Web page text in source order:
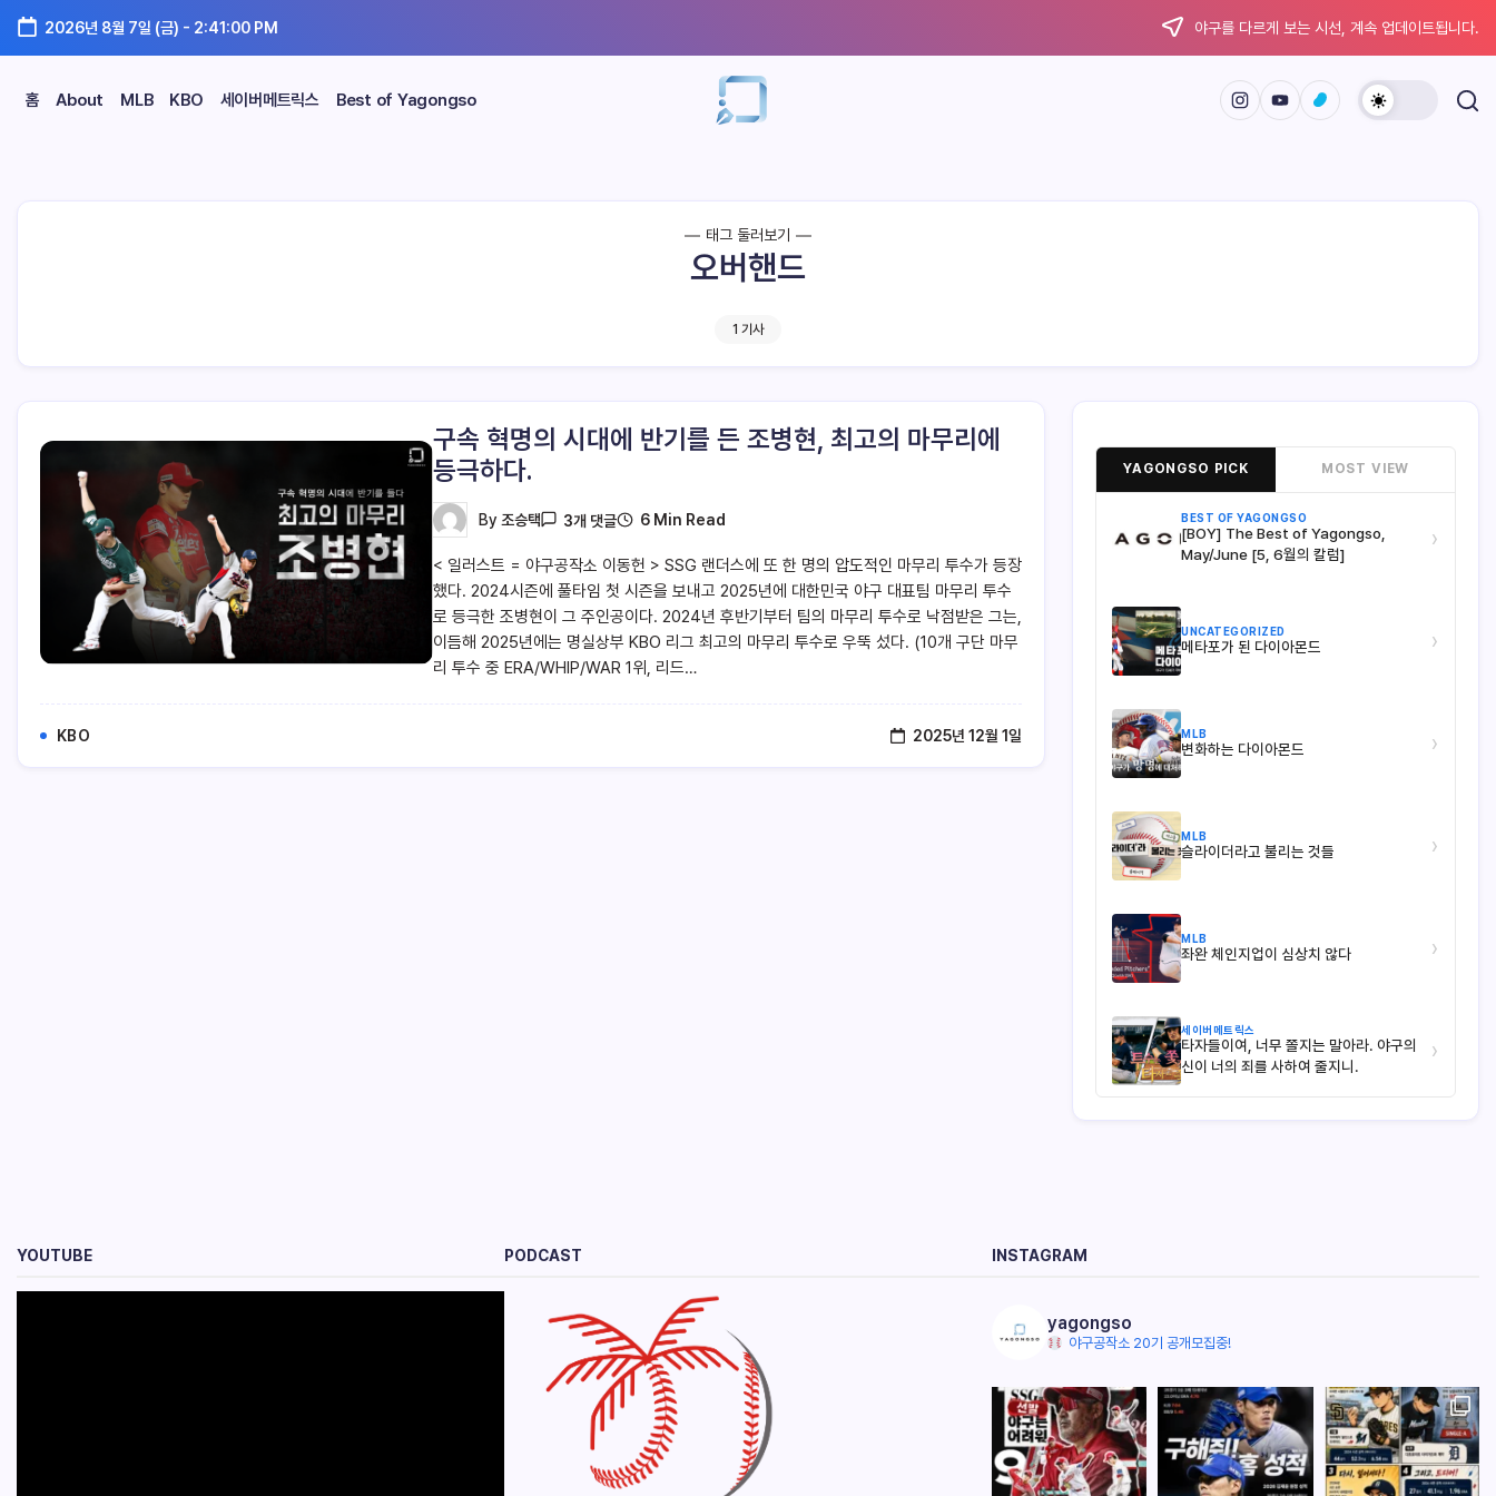
2026년 8월 7일 (금) - 2:41:01 PM 야구를 다르게 보는 시선, 계속 업데이트됩니다.
홈 About MLB KBO 세이버메트릭스 Best of Yagongso
태그 둘러보기
오버핸드
1 기사
구속 혁명의 시대에 반기를 든 조병현, 최고의 마무리에
등극하다.
By 조승택 3개 댓글 6 Min Read
< 일러스트 = 야구공작소 이동헌 > SSG 랜더스에 또 한 명의 압도적인 마무리 투수가 등장
했다. 2024시즌에 풀타임 첫 시즌을 보내고 2025년에 대한민국 야구 대표팀 마무리 투수
로 등극한 조병현이 그 주인공이다. 2024년 후반기부터 팀의 마무리 투수로 낙점받은 그는,
이듬해 2025년에는 명실상부 KBO 리그 최고의 마무리 투수로 우뚝 섰다. (10개 구단 마무
리 투수 중 ERA/WHIP/WAR 1위, 리드…
KBO 2025년 12월 1일
YAGONGSO PICK MOST VIEW
BEST OF YAGONGSO
[BOY] The Best of Yagongso,
May/June [5, 6월의 칼럼]
›
UNCATEGORIZED
메타포가 된 다이아몬드 ›
MLB
변화하는 다이아몬드 ›
MLB
슬라이더라고 불리는 것들 ›
MLB
좌완 체인지업이 심상치 않다 ›
세이버메트릭스
타자들이여, 너무 쫄지는 말아라. 야구의
신이 너의 죄를 사하여 줄지니.
›
YOUTUBE PODCAST INSTAGRAM
yagongso
야구공작소 20기 공개모집중!